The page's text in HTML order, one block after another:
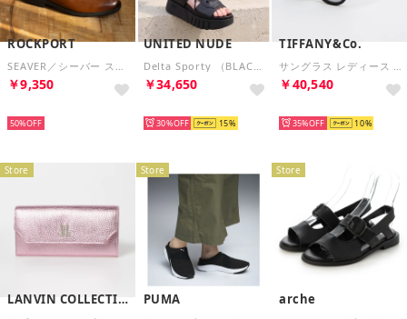
ROCKPORT
SEAVER／シーバー ステップアクティベイテッド エプロン トゥ （ニュー ブラウン）
￥9,350
50%
UNITED NUDE
Delta Sporty （BLACK）
￥34,650
30% 15
TIFFANY&Co.
サングラス レディース メンズ （ブラック）
￥40,540
35% 10
Store
LANVIN COLLECTION
Store
PUMA
Store
arche